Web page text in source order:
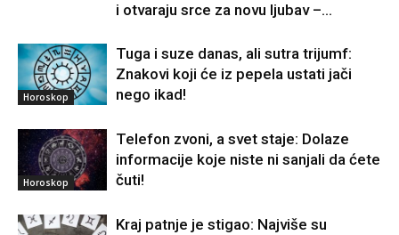
i otvaraju srce za novu ljubav –...
Horoskop
Tuga i suze danas, ali sutra trijumf:
Znakovi koji će iz pepela ustati jači
nego ikad!
Horoskop
Telefon zvoni, a svet staje: Dolaze
informacije koje niste ni sanjali da ćete
čuti!
Kraj patnje je stigao: Najviše su